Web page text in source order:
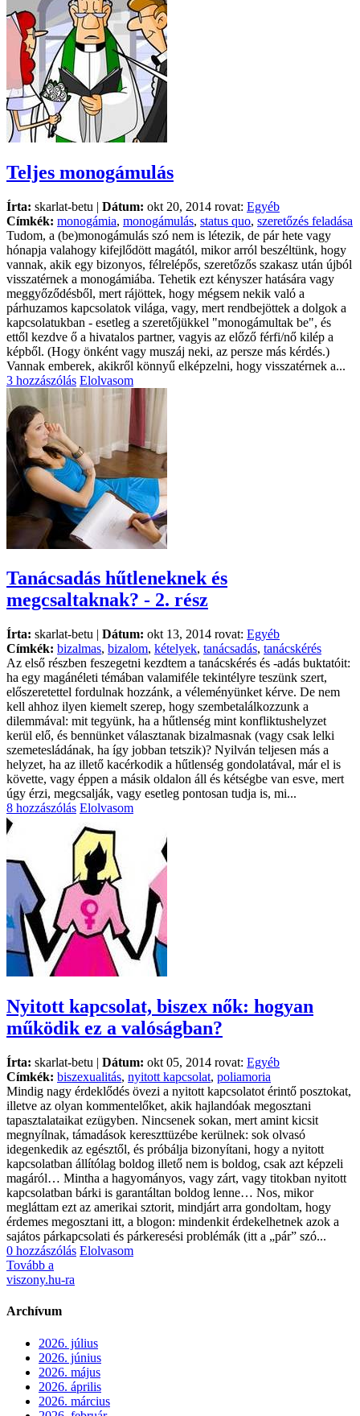
Teljes monogámulás
Írta: skarlat-betu | Dátum: okt 20, 2014 rovat: Egyéb
Címkék: monogámia, monogámulás, status quo, szeretőzés feladása
Tudom, a (be)monogámulás szó nem is létezik, de pár hete vagy
hónapja valahogy kifejlődött magától, mikor arról beszéltünk, hogy
vannak, akik egy bizonyos, félrelépős, szeretőzős szakasz után újból
visszatérnek a monogámiába. Tehetik ezt kényszer hatására vagy
meggyőződésből, mert rájöttek, hogy mégsem nekik való a
párhuzamos kapcsolatok világa, vagy, mert rendbejöttek a dolgok a
kapcsolatukban - esetleg a szeretőjükkel "monogámultak be", és
ettől kezdve ő a hivatalos partner, vagyis az előző férfi/nő kilép a
képből. (Hogy önként vagy muszáj neki, az persze más kérdés.)
Vannak emberek, akikről könnyű elképzelni, hogy visszatérnek a...
3 hozzászólás Elolvasom
Tanácsadás hűtleneknek és
megcsaltaknak? - 2. rész
Írta: skarlat-betu | Dátum: okt 13, 2014 rovat: Egyéb
Címkék: bizalmas, bizalom, kételyek, tanácsadás, tanácskérés
Az első részben feszegetni kezdtem a tanácskérés és -adás buktatóit:
ha egy magánéleti témában valamiféle tekintélyre teszünk szert,
előszeretettel fordulnak hozzánk, a véleményünket kérve. De nem
kell ahhoz ilyen kiemelt szerep, hogy szembetalálkozzunk a
dilemmával: mit tegyünk, ha a hűtlenség mint konfliktushelyzet
kerül elő, és bennünket választanak bizalmasnak (vagy csak lelki
szemetesládának, ha így jobban tetszik)? Nyilván teljesen más a
helyzet, ha az illető kacérkodik a hűtlenség gondolatával, már el is
követte, vagy éppen a másik oldalon áll és kétségbe van esve, mert
úgy érzi, megcsalják, vagy esetleg pontosan tudja is, mi...
8 hozzászólás Elolvasom
Nyitott kapcsolat, biszex nők: hogyan
működik ez a valóságban?
Írta: skarlat-betu | Dátum: okt 05, 2014 rovat: Egyéb
Címkék: biszexualitás, nyitott kapcsolat, poliamoria
Mindig nagy érdeklődés övezi a nyitott kapcsolatot érintő posztokat,
illetve az olyan kommentelőket, akik hajlandóak megosztani
tapasztalataikat ezügyben. Nincsenek sokan, mert amint kicsit
megnyílnak, támadások kereszttüzébe kerülnek: sok olvasó
idegenkedik az egésztől, és próbálja bizonyítani, hogy a nyitott
kapcsolatban állítólag boldog illető nem is boldog, csak azt képzeli
magáról… Mintha a hagyományos, vagy zárt, vagy titokban nyitott
kapcsolatban bárki is garantáltan boldog lenne… Nos, mikor
megláttam ezt az amerikai sztorit, mindjárt arra gondoltam, hogy
érdemes megosztani itt, a blogon: mindenkit érdekelhetnek azok a
sajátos párkapcsolati és párkeresési problémák (itt a „pár” szó...
0 hozzászólás Elolvasom
Tovább a
viszony.hu-ra
Archívum
2026. július
2026. június
2026. május
2026. április
2026. március